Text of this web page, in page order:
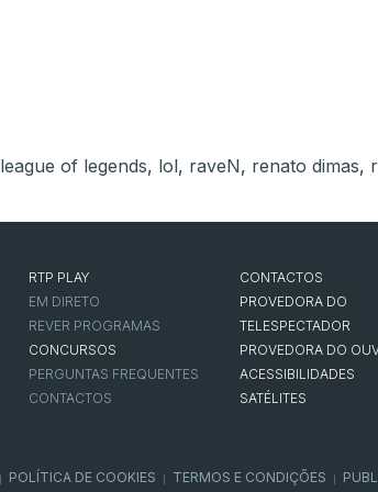
league of legends, lol, raveN, renato dimas,
RTP PLAY
EM DIRETO
REVER PROGRAMAS
CONCURSOS
PERGUNTAS FREQUENTES
CONTACTOS
CONTACTOS
PROVEDORA DO
TELESPECTADOR
PROVEDORA DO
ACESSIBILIDADES
SATÉLITES
POLÍTICA DE COOKIES TERMOS E CONDIÇÕES